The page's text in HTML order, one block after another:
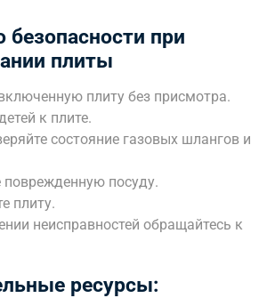
безопасности при
плиты
плиту без присмотра.
к плите.
состояние газовых шлангов и
поврежденную посуду.
плиту.
неисправностей обращайтесь к
ресурсы: